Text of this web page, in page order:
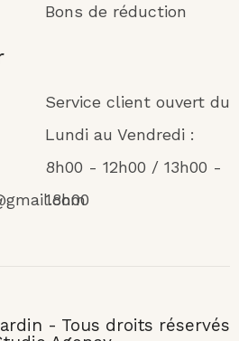
Bons de réduction
Service client ouvert du
Lundi au Vendredi :
8h00 - 12h00 / 13h00 -
18h00
- Tous droits réservés